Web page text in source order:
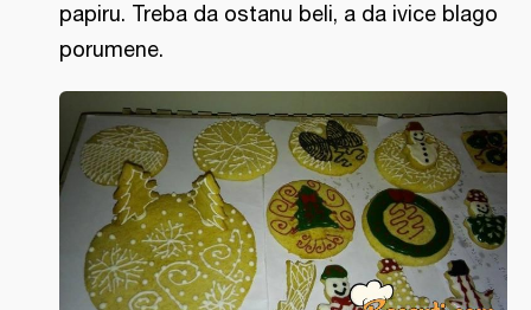
papiru. Treba da ostanu beli, a da ivice blago
porumene.